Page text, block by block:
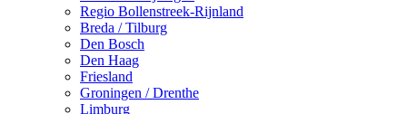
Regio Bollenstreek-Rijnland
Breda / Tilburg
Den Bosch
Den Haag
Friesland
Groningen / Drenthe
Limburg